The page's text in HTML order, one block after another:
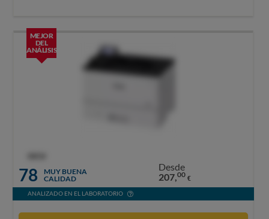
MEJOR
DEL
ANÁLISIS
78
MUY BUENA
CALIDAD
Desde
207,00 €
ANALIZADO EN EL LABORATORIO